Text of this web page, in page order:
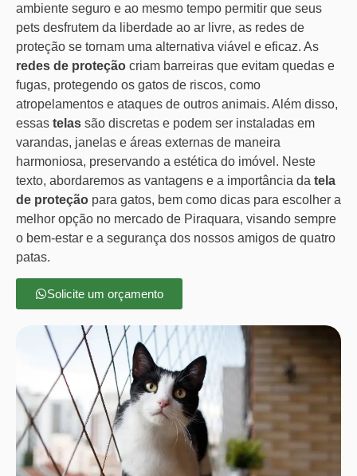
ambiente seguro e ao mesmo tempo permitir que seus
pets desfrutem da liberdade ao ar livre, as redes de
proteção se tornam uma alternativa viável e eficaz. As
redes de proteção criam barreiras que evitam quedas e
fugas, protegendo os gatos de riscos, como
atropelamentos e ataques de outros animais. Além disso,
essas telas são discretas e podem ser instaladas em
varandas, janelas e áreas externas de maneira
harmoniosa, preservando a estética do imóvel. Neste
texto, abordaremos as vantagens e a importância da tela
de proteção para gatos, bem como dicas para escolher a
melhor opção no mercado de Piraquara, visando sempre
o bem-estar e a segurança dos nossos amigos de quatro
patas.
Solicite um orçamento